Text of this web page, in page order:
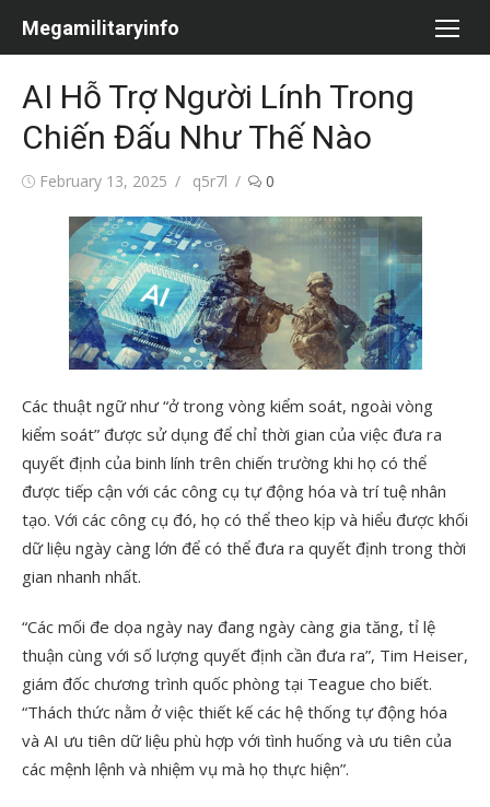
Megamilitaryinfo
AI Hỗ Trợ Người Lính Trong
Chiến Đấu Như Thế Nào
Posted
February 13, 2025 Author
q5r7l 0
Các thuật ngữ như “ở trong vòng kiểm soát, ngoài vòng
kiểm soát” được sử dụng để chỉ thời gian của việc đưa ra
quyết định của binh lính trên chiến trường khi họ có thể
được tiếp cận với các công cụ tự động hóa và trí tuệ nhân
tạo. Với các công cụ đó, họ có thể theo kịp và hiểu được khối
dữ liệu ngày càng lớn để có thể đưa ra quyết định trong thời
gian nhanh nhất.
“Các mối đe dọa ngày nay đang ngày càng gia tăng, tỉ lệ
thuận cùng với số lượng quyết định cần đưa ra”, Tim Heiser,
giám đốc chương trình quốc phòng tại Teague cho biết.
“Thách thức nằm ở việc thiết kế các hệ thống tự động hóa
và AI ưu tiên dữ liệu phù hợp với tình huống và ưu tiên của
các mệnh lệnh và nhiệm vụ mà họ thực hiện”.